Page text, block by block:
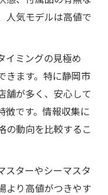
人気モデルは高値で
イミングの見極め
きます。特に静岡市
舗が多く、安心して
徴です。情報収集に
の動向を比較するこ
スターやシーマスタ
より高値がつきやす